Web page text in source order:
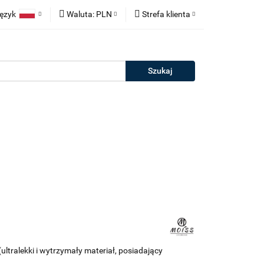
Waluta: PLN
EUR
Strefa klienta
Zarejestruj się
Dodaj zgłoszenie
i wytrzymały materiał, posiadający